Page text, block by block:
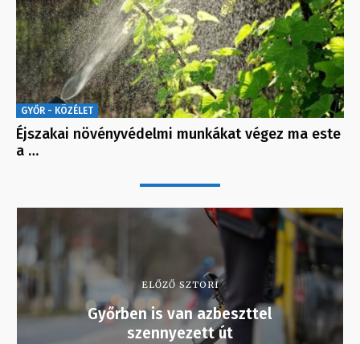
GYŐR - KÖZÉLET
Éjszakai növényvédelmi munkákat végez ma este
a …
ELŐZŐ SZTORI
Győrben is van azbeszttel
szennyezett út